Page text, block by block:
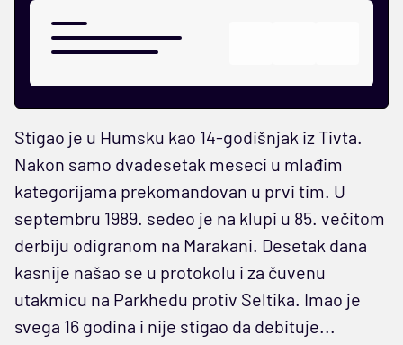
Stigao je u Humsku kao 14-godišnjak iz Tivta.
Nakon samo dvadesetak meseci u mlađim
kategorijama prekomandovan u prvi tim. U
septembru 1989. sedeo je na klupi u 85. večitom
derbiju odigranom na Marakani. Desetak dana
kasnije našao se u protokolu i za čuvenu
utakmicu na Parkhedu protiv Seltika. Imao je
svega 16 godina i nije stigao da debituje...